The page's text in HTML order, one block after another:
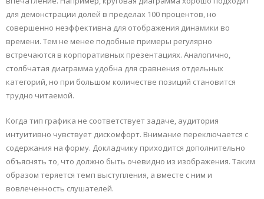
для демонстрации долей в пределах 100 процентов, но
совершенно неэффективна для отображения динамики во
времени. Тем не менее подобные примеры регулярно
встречаются в корпоративных презентациях. Аналогично,
столбчатая диаграмма удобна для сравнения отдельных
категорий, но при большом количестве позиций становится
трудно читаемой.
Когда тип графика не соответствует задаче, аудитория
интуитивно чувствует дискомфорт. Внимание переключается с
содержания на форму. Докладчику приходится дополнительно
объяснять то, что должно быть очевидно из изображения. Таким
образом теряется темп выступления, а вместе с ним и
вовлеченность слушателей.